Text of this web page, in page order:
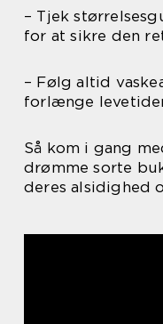
– Tjek
for at sikre den
– Følg altid
forlænge
Så kom i gang
drømme sorte
deres alsidighed